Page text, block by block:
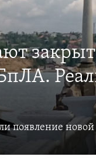
появление